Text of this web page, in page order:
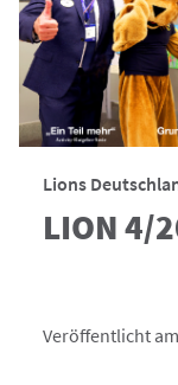
Lions
LION 4/
Veröffentlicht